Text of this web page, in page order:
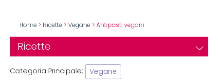
Home > Ricette > Vegane > Antipasti vegani
Ricette
Categoria Principale: Vegane